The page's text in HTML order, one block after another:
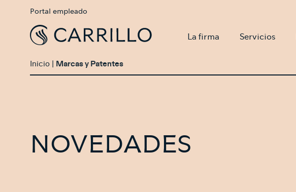
Portal empleado
La firma Servicios
Inicio Marcas y Patentes
NOVEDADES